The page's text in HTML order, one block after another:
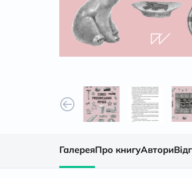
ГалереяПро книгуАвтори